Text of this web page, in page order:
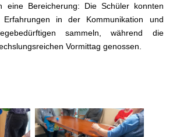
eine Bereicherung: Die Schüler konnten
Erfahrungen in der Kommunikation und
sammeln, während die
Vormittag genossen.